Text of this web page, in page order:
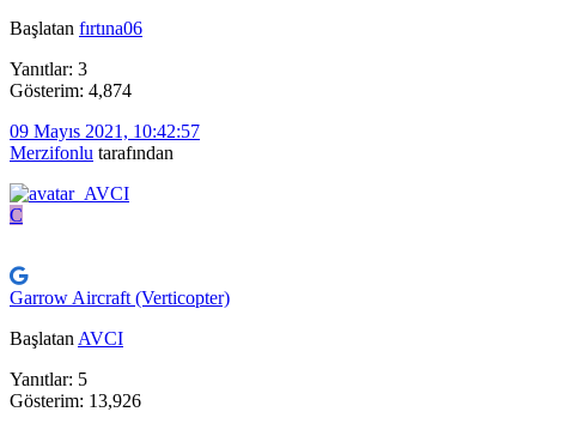
Başlatan fırtına06
Yanıtlar: 3
Gösterim: 4,874
09 Mayıs 2021, 10:42:57
Merzifonlu tarafından
C
Garrow Aircraft (Verticopter)
Başlatan AVCI
Yanıtlar: 5
Gösterim: 13,926